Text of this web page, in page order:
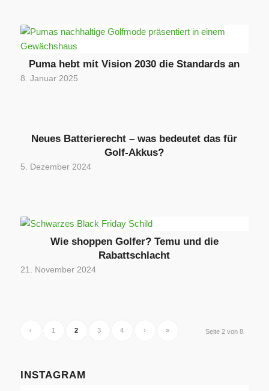
Puma hebt mit Vision 2030 die Standards an
8. Januar 2025
Neues Batterierecht – was bedeutet das für
Golf-Akkus?
5. Dezember 2024
Wie shoppen Golfer? Temu und die
Rabattschlacht
21. November 2024
Seite 2 von 8
‹ 1 2 3 4 › »
INSTAGRAM